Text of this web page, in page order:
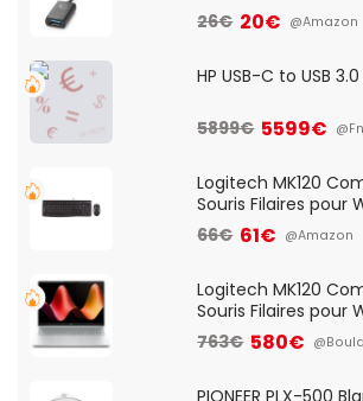
26€ 20€ @Amazon
HP USB-C to USB
5899€ 5599€
Logitech MK120
Souris Filaires pour
Optique Filaire,
And Play,
QWERTY UK - Noir
66€ 61€ @Amazon
Logitech MK120
Souris Filaires pour
Optique Filaire,
And Play,
763€ 580€